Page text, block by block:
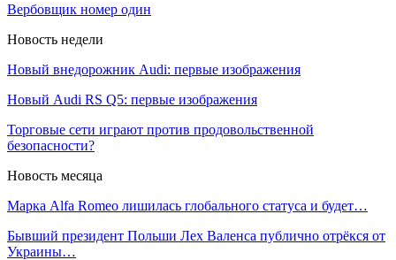
Вербовщик номер один
Новость недели
Новый внедорожник Audi: первые изображения
Новый Audi RS Q5: первые изображения
Торговые сети играют против продовольственной
безопасности?
Новость месяца
Марка Alfa Romeo лишилась глобального статуса и будет…
Бывший президент Польши Лех Валенса публично отрёкся от
Украины…